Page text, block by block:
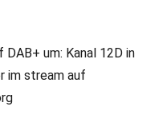
um: Kanal 12D in
im stream auf